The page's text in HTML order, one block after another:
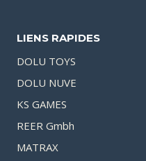
LIENS RAPIDES
DOLU TOYS
DOLU NUVE
KS GAMES
REER Gmbh
MATRAX